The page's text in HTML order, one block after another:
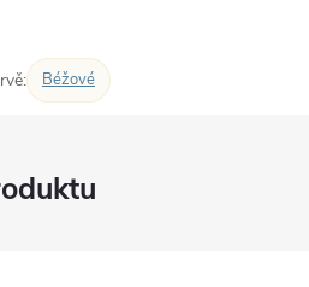
Béžové